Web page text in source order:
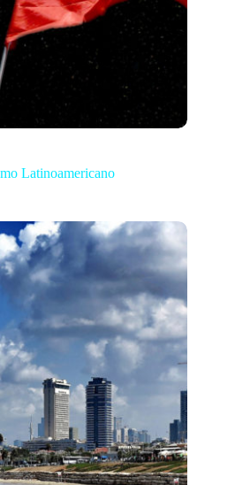
Latinoamericano